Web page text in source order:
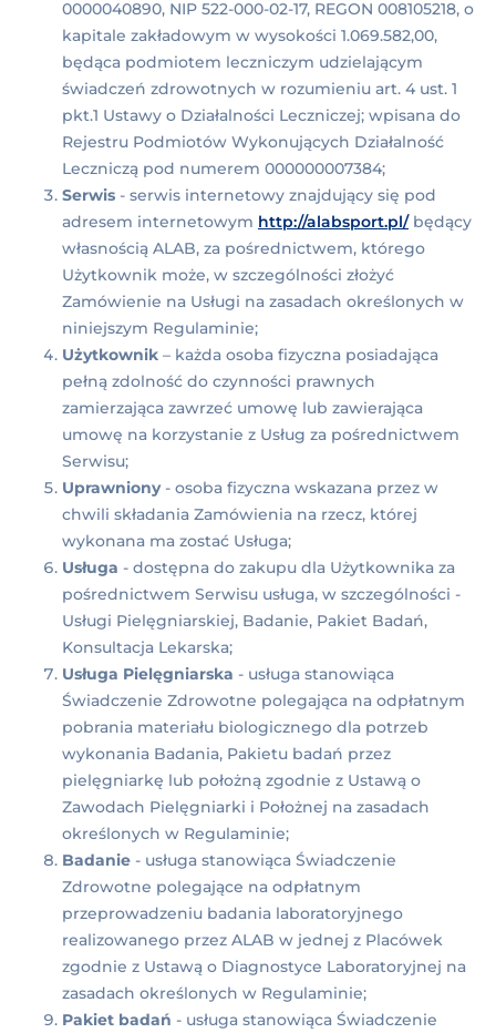
0000040890, NIP 522-000-02-17, REGON 008105218, o
kapitale zakładowym w wysokości 1.069.582,00,
będąca podmiotem leczniczym udzielającym
świadczeń zdrowotnych w rozumieniu art. 4 ust. 1
pkt.1 Ustawy o Działalności Leczniczej; wpisana do
Rejestru Podmiotów Wykonujących Działalność
Leczniczą pod numerem 000000007384;
Serwis - serwis internetowy znajdujący się pod
adresem internetowym http://alabsport.pl/będący
własnością ALAB, za pośrednictwem, którego
Użytkownik może, w szczególności złożyć
Zamówienie na Usługi na zasadach określonych w
niniejszym Regulaminie;
Użytkownik – każda osoba fizyczna posiadająca
pełną zdolność do czynności prawnych
zamierzająca zawrzeć umowę lub zawierająca
umowę na korzystanie z Usług za pośrednictwem
Serwisu;
Uprawniony- osoba fizyczna wskazana przez w
chwili składania Zamówienia na rzecz, której
wykonana ma zostać Usługa;
Usługa - dostępna do zakupu dla Użytkownika za
pośrednictwem Serwisu usługa, w szczególności -
Usługi Pielęgniarskiej, Badanie, Pakiet Badań,
Konsultacja Lekarska;
Usługa Pielęgniarska - usługa stanowiąca
Świadczenie Zdrowotne polegająca na odpłatnym
pobrania materiału biologicznego dla potrzeb
wykonania Badania, Pakietu badań przez
pielęgniarkę lub położną zgodnie z Ustawą o
Zawodach Pielęgniarki i Położnej na zasadach
określonych w Regulaminie;
Badanie - usługa stanowiąca Świadczenie
Zdrowotne polegające na odpłatnym
przeprowadzeniu badania laboratoryjnego
realizowanego przez ALAB w jednej z Placówek
zgodnie z Ustawą o Diagnostyce Laboratoryjnej na
zasadach określonych w Regulaminie;
Pakiet badań - usługa stanowiąca Świadczenie